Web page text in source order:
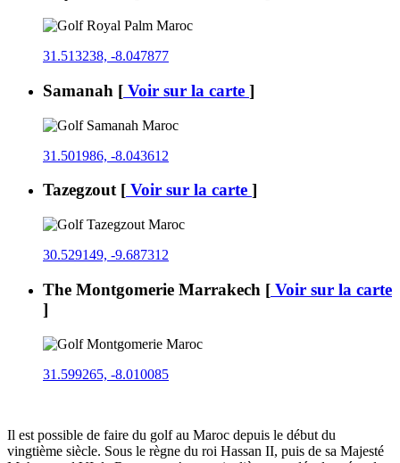
31.513238, -8.047877
Samanah [ Voir sur la carte ]
31.501986, -8.043612
Tazegzout [ Voir sur la carte ]
30.529149, -9.687312
The Montgomerie Marrakech [ Voir sur la carte
]
31.599265, -8.010085
Il est possible de faire du golf au Maroc depuis le début du
vingtième siècle. Sous le règne du roi Hassan II, puis de sa Majesté